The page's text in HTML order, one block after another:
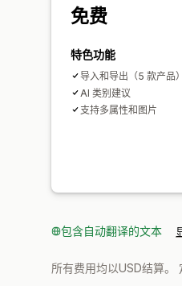
免费
特色功能
导入和导出（5 款产品）
AI 类别建议
支持多属性和图片
包含自动翻译的文本
所有费用均以USD结算。